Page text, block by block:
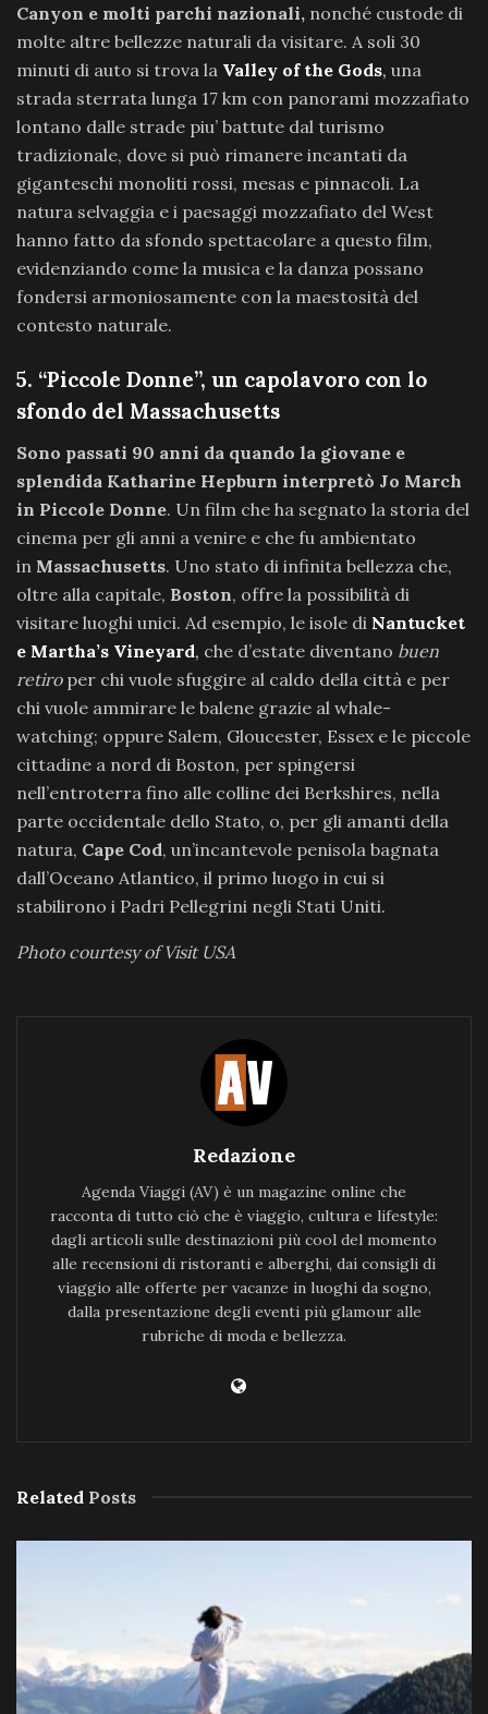
Canyon e molti parchi nazionali, nonché custode di
molte altre bellezze naturali da visitare. A soli 30
minuti di auto si trova la Valley of the Gods, una
strada sterrata lunga 17 km con panorami mozzafiato
lontano dalle strade piu’ battute dal turismo
tradizionale, dove si può rimanere incantati da
giganteschi monoliti rossi, mesas e pinnacoli. La
natura selvaggia e i paesaggi mozzafiato del West
hanno fatto da sfondo spettacolare a questo film,
evidenziando come la musica e la danza possano
fondersi armoniosamente con la maestosità del
contesto naturale.
5. “Piccole Donne”, un capolavoro con lo
sfondo del Massachusetts
Sono passati 90 anni da quando la giovane e
splendida Katharine Hepburn interpretò Jo March
in Piccole Donne. Un film che ha segnato la storia del
cinema per gli anni a venire e che fu ambientato
in Massachusetts. Uno stato di infinita bellezza che,
oltre alla capitale, Boston, offre la possibilità di
visitare luoghi unici. Ad esempio, le isole di Nantucket
e Martha’s Vineyard, che d’estate diventano buen
retiroper chi vuole sfuggire al caldo della città e per
chi vuole ammirare le balene grazie al whale-
watching; oppure Salem, Gloucester, Essex e le piccole
cittadine a nord di Boston, per spingersi
nell’entroterra fino alle colline dei Berkshires, nella
parte occidentale dello Stato, o, per gli amanti della
natura, Cape Cod, un’incantevole penisola bagnata
dall’Oceano Atlantico, il primo luogo in cui si
stabilirono i Padri Pellegrini negli Stati Uniti.
Photo courtesy of Visit USA
Redazione
Agenda Viaggi (AV) è un magazine online che
racconta di tutto ciò che è viaggio, cultura e lifestyle:
dagli articoli sulle destinazioni più cool del momento
alle recensioni di ristoranti e alberghi, dai consigli di
viaggio alle offerte per vacanze in luoghi da sogno,
dalla presentazione degli eventi più glamour alle
rubriche di moda e bellezza.
Related Posts